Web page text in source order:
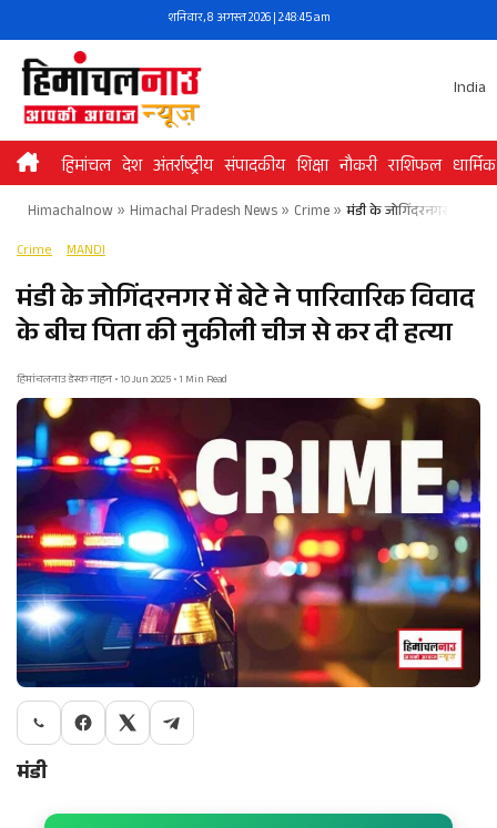
to
content
शनिवार, 8 अगस्त 2026 | 2:48:46 am
India
हिमांचल देश अंतर्राष्ट्रीय संपादकीय शिक्षा नौकरी राशिफल धार्मिक
Himachalnow» Himachal Pradesh News» Crime» मंडी के जोगिंदरनगर में बेटे ने
Crime MANDI
मंडी के जोगिंदरनगर में बेटे ने पारिवारिक विवाद
के बीच पिता की नुकीली चीज से कर दी हत्या
हिमांचलनाउ डेस्क नाहन • 10 Jun 2025 • 1 Min Read
मंडी